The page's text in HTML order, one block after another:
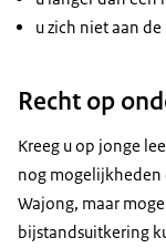
u zich niet aan
Recht op
Kreeg u op jonge
nog mogelijkheden
Wajong, maar
bijstandsuitkering